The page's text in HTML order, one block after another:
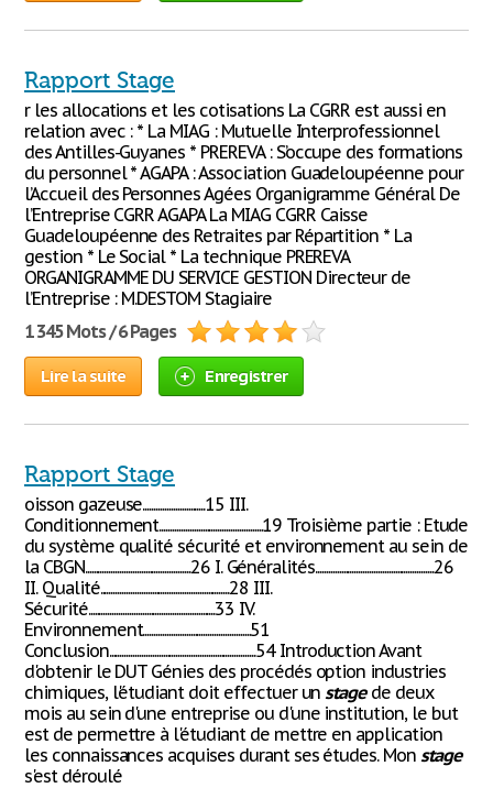
Rapport Stage
r les allocations et les cotisations La CGRR est aussi en
relation avec : * La MIAG : Mutuelle Interprofessionnel
des Antilles-Guyanes * PREREVA : S’occupe des formations
du personnel * AGAPA : Association Guadeloupéenne pour
l’Accueil des Personnes Agées Organigramme Général De
l’Entreprise CGRR AGAPA La MIAG CGRR Caisse
Guadeloupéenne des Retraites par Répartition * La
gestion * Le Social * La technique PREREVA
ORGANIGRAMME DU SERVICE GESTION Directeur de
l’Entreprise : M.DESTOM Stagiaire
1 345 Mots / 6 Pages
Lire la suite Enregistrer
Rapport Stage
oisson gazeuse.............................15 III.
Conditionnement................................................19 Troisième partie : Etude
du système qualité sécurité et environnement au sein de
la CBGN.................................................26 I. Généralités.......................................................26
II. Qualité............................................................28 III.
Sécurité...........................................................33 IV.
Environnement..................................................51
Conclusion....................................................................54 Introduction Avant
d'obtenir le DUT Génies des procédés option industries
chimiques, l'étudiant doit effectuer unstagede deux
mois au sein d'une entreprise ou d'une institution, le but
est de permettre à l'étudiant de mettre en application
les connaissances acquises durant ses études. Mon stage
s'est déroulé